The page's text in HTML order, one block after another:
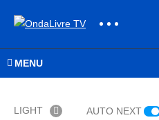
MENU
LIGHT AUTO NEXT